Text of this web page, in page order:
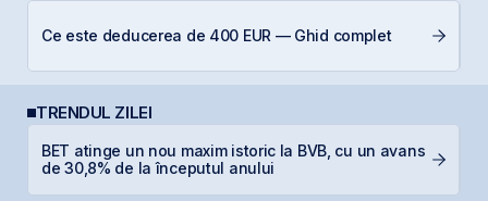
Ce este deducerea de 400 EUR — Ghid complet
TRENDUL ZILEI
BET atinge un nou maxim istoric la BVB, cu un avans
de 30,8% de la începutul anului